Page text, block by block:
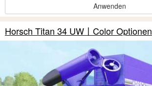
Anwenden
Horsch Titan 34 UW〡Color Optionen